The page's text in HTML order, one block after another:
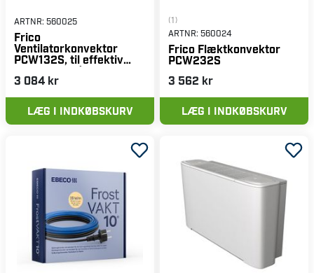
ARTNR: 560025
Frico
Ventilatorkonvektor
PCW132S, til effektiv
opvarmning/køling
3 084 kr
LÆG I INDKØBSKURV
(1)
ARTNR: 560024
Frico Flæktkonvektor
PCW232S
3 562 kr
LÆG I INDKØBSKURV